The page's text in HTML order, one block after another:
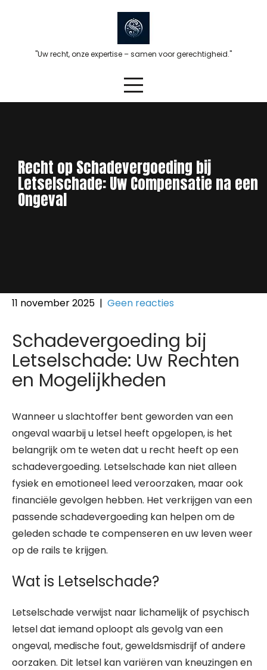
"Uw recht, onze expertise – samen voor gerechtigheid."
Recht op Schadevergoeding bij
Letselschade: Uw Compensatie na een
Ongeval
11 november 2025 | Geen reacties
Schadevergoeding bij
Letselschade: Uw Rechten
en Mogelijkheden
Wanneer u slachtoffer bent geworden van een
ongeval waarbij u letsel heeft opgelopen, is het
belangrijk om te weten dat u recht heeft op een
schadevergoeding. Letselschade kan niet alleen
fysiek en emotioneel leed veroorzaken, maar ook
financiële gevolgen hebben. Het verkrijgen van een
passende schadevergoeding kan helpen om de
geleden schade te compenseren en uw leven weer
op de rails te krijgen.
Wat is Letselschade?
Letselschade verwijst naar lichamelijk of psychisch
letsel dat iemand oploopt als gevolg van een
ongeval, medische fout, geweldsmisdrijf of andere
oorzaken. Dit letsel kan variëren van kneuzingen en